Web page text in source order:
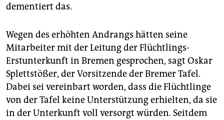
dementiert das.
Wegen des erhöhten Andrangs hätten seine
Mitarbeiter mit der Leitung der Flüchtlings-
Erstunterkunft in Bremen gesprochen, sagt Oskar
Splettstößer, der Vorsitzende der Bremer Tafel.
Dabei sei vereinbart worden, dass die Flüchtlinge
von der Tafel keine Unterstützung erhielten, da sie
in der Unterkunft voll versorgt würden. Seitdem